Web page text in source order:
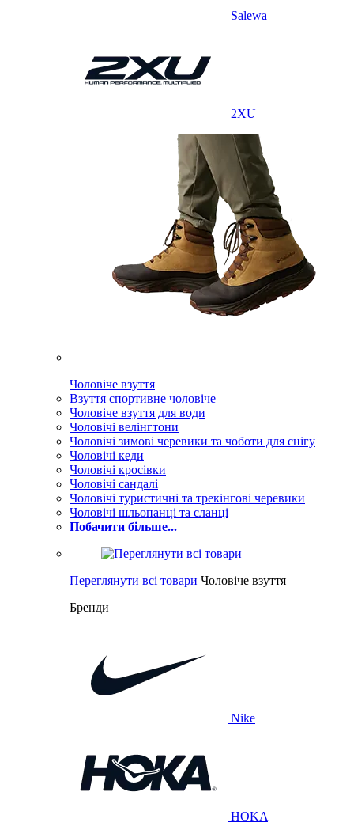
Salewa
2XU
Чоловіче взуття
Взуття спортивне чоловіче
Чоловіче взуття для води
Чоловічі велінгтони
Чоловічі зимові черевики та чоботи для снігу
Чоловічі кеди
Чоловічі кросівки
Чоловічі сандалі
Чоловічі туристичні та трекінгові черевики
Чоловічі шльопанці та сланці
Побачити більше...
Переглянути всі товари Чоловіче взуття
Бренди
Nike
HOKA